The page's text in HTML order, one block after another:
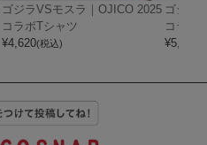
ゴジラVSモスラ｜OJICO 2025
コラボTシャツ
¥4,620(税込)
ゴジラ
コラボ
¥5,060